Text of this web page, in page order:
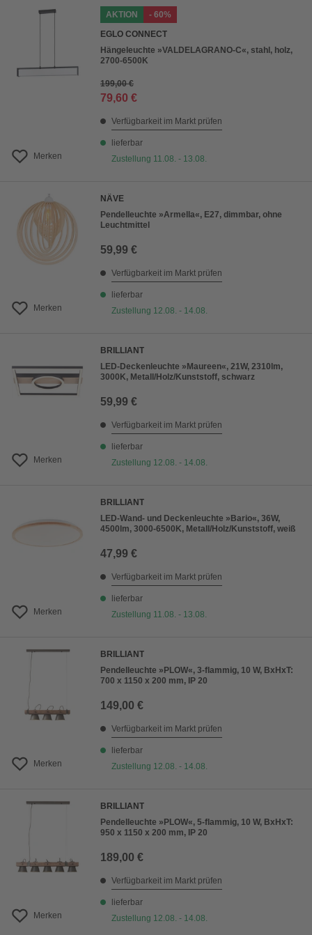
Merken
AKTION
- 60%
EGLO CONNECT
Hängeleuchte »VALDELAGRANO-C«, stahl, holz,
2700-6500K
199,00 €
79,60 €
Verfügbarkeit im Markt prüfen
lieferbar
Zustellung 11.08. - 13.08.
Merken
NÄVE
Pendelleuchte »Armella«, E27, dimmbar, ohne
Leuchtmittel
59,99 €
Verfügbarkeit im Markt prüfen
lieferbar
Zustellung 12.08. - 14.08.
Merken
BRILLIANT
LED-Deckenleuchte »Maureen«, 21W, 2310lm,
3000K, Metall/Holz/Kunststoff, schwarz
59,99 €
Verfügbarkeit im Markt prüfen
lieferbar
Zustellung 12.08. - 14.08.
Merken
BRILLIANT
LED-Wand- und Deckenleuchte »Bario«, 36W,
4500lm, 3000-6500K, Metall/Holz/Kunststoff, weiß
47,99 €
Verfügbarkeit im Markt prüfen
lieferbar
Zustellung 11.08. - 13.08.
Merken
BRILLIANT
Pendelleuchte »PLOW«, 3-flammig, 10 W, BxHxT:
700 x 1150 x 200 mm, IP 20
149,00 €
Verfügbarkeit im Markt prüfen
lieferbar
Zustellung 12.08. - 14.08.
Merken
BRILLIANT
Pendelleuchte »PLOW«, 5-flammig, 10 W, BxHxT:
950 x 1150 x 200 mm, IP 20
189,00 €
Verfügbarkeit im Markt prüfen
lieferbar
Zustellung 12.08. - 14.08.